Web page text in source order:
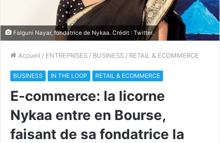
Falguni Nayar, fondatrice de Nykaa. Crédit : Twitter.
Accueil / ENTREPRISES / BUSINESS / RETAIL & ECOMMERCE
BUSINESS IN THE LOOP RETAIL & ECOMMERCE
E-commerce: la licorne
Nykaa entre en Bourse,
faisant de sa fondatrice la